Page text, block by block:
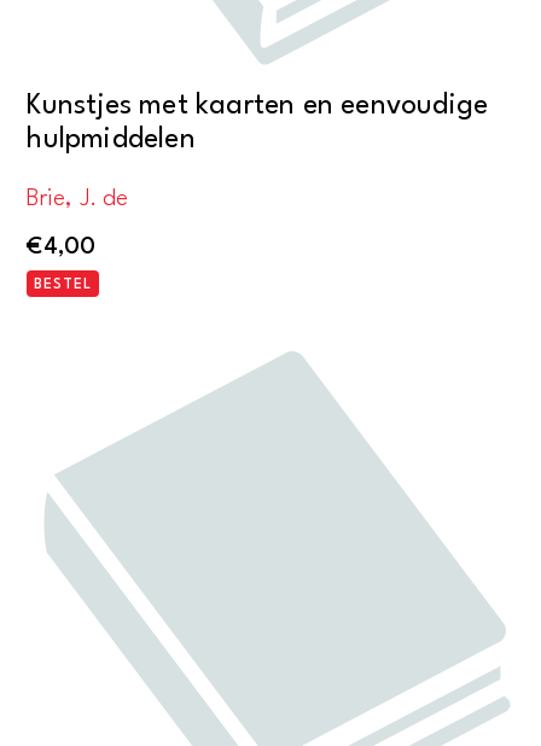
Kunstjes met kaarten en eenvoudige
hulpmiddelen
Brie, J. de
€4,00
BESTEL